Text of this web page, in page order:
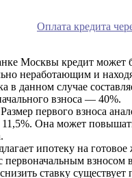
Оплата кредита
Москвы кредит может
неработающим и
в данном случае
взноса — 40%.
первого взноса
11,5%. Она может
ипотеку на
первоначальным взносом
ставку существует